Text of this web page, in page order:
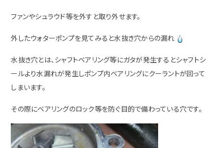
ファンやシュラウド等を外すと取り外せます。
外したウォターポンプを見てみると水抜き穴からの漏れ
水抜き穴とは、シャフトベアリング等にガタが発生するとシャフトシ
ールより水漏れが発生しポンプ内ベアリングにクーラントが回って
しまいます。
その際にベアリングのロック等を防ぐ目的で備わっている穴です。